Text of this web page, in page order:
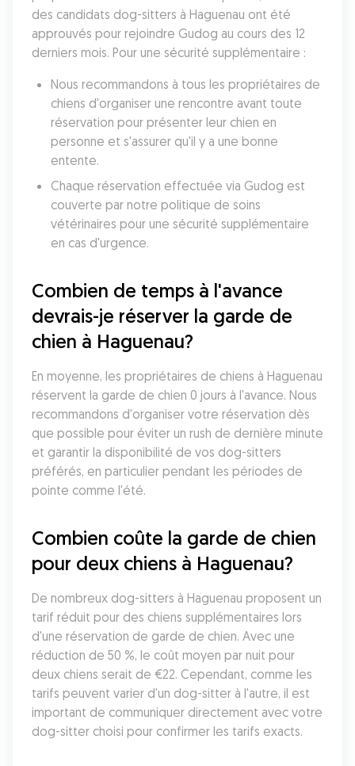
des candidats dog-sitters à Haguenau ont été
approuvés pour rejoindre Gudog au cours des 12
derniers mois. Pour une sécurité supplémentaire :
Nous recommandons à tous les propriétaires de
chiens d'organiser une rencontre avant toute
réservation pour présenter leur chien en
personne et s'assurer qu'il y a une bonne
entente.
Chaque réservation effectuée via Gudog est
couverte par notre politique de soins
vétérinaires pour une sécurité supplémentaire
en cas d'urgence.
Combien de temps à l'avance
devrais-je réserver la garde de
chien à Haguenau?
En moyenne, les propriétaires de chiens à Haguenau
réservent la garde de chien 0 jours à l'avance. Nous
recommandons d'organiser votre réservation dès
que possible pour éviter un rush de dernière minute
et garantir la disponibilité de vos dog-sitters
préférés, en particulier pendant les périodes de
pointe comme l'été.
Combien coûte la garde de chien
pour deux chiens à Haguenau?
De nombreux dog-sitters à Haguenau proposent un
tarif réduit pour des chiens supplémentaires lors
d'une réservation de garde de chien. Avec une
réduction de 50 %, le coût moyen par nuit pour
deux chiens serait de €22. Cependant, comme les
tarifs peuvent varier d'un dog-sitter à l'autre, il est
important de communiquer directement avec votre
dog-sitter choisi pour confirmer les tarifs exacts.